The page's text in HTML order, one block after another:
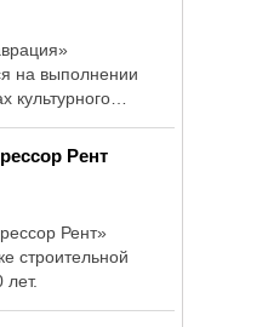
на выполнении
культурного
Рент
Рент»
строительной
лет.